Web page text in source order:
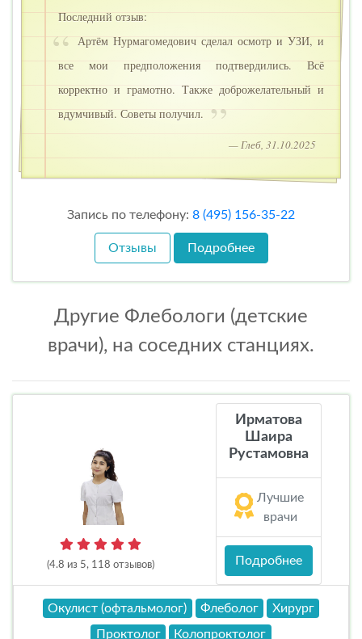
Последний отзыв:
Артём Нурмагомедович сделал осмотр и УЗИ, и
все мои предположения подтвердились. Всё
корректно и грамотно. Также доброжелательный и
вдумчивый. Советы получил.
— Глеб, 31.10.2025
Запись по телефону: 8 (495) 156-35-22
Отзывы Подробнее
Другие Флебологи (детские
врачи), на соседних станциях.
(4.8 из 5, 118 отзывов)
Ирматова
Шаира
Рустамовна
Лучшие
врачи
Подробнее
Окулист (офтальмолог) Флеболог
Хирург
Проктолог
Колопроктолог